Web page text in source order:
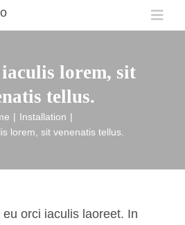
iaculis lorem, sit
tellus.
Installation
lorem, sit venenatis tellus.
orci iaculis laoreet. In